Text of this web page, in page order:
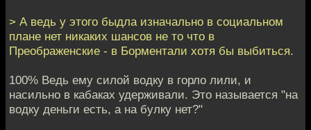
> А ведь у этого быдла изначально в социальном
плане нет никаких шансов не то что в
Преображенские - в Борментали хотя бы выбиться.
100% Ведь ему силой водку в горло лили, и
насильно в кабаках удерживали. Это называется "на
водку деньги есть, а на булку нет?"